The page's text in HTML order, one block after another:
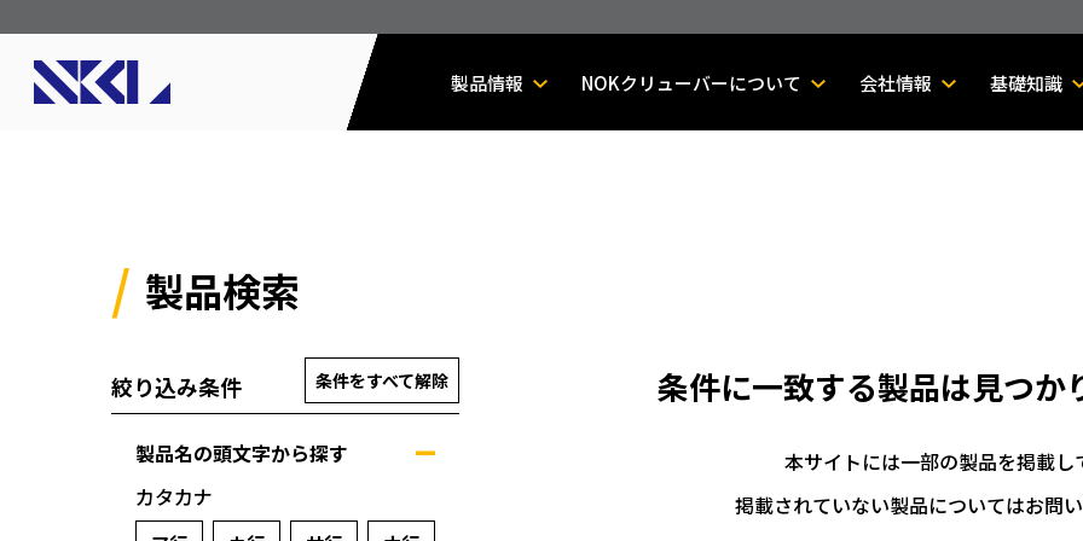
製品情報 NOKクリューバーについて 会社情報 基礎知識
製品検索
絞り込み条件 条件をすべて解除
製品名の頭文字から探す
カタカナ
条件に一致する製品は見つか
本サイトには一部の製品を掲載し
掲載されていない製品についてはお問